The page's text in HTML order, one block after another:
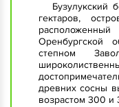
Бузулукский
гектаров,
Оренбургской
степном
древних сосны
возрастом 300 и